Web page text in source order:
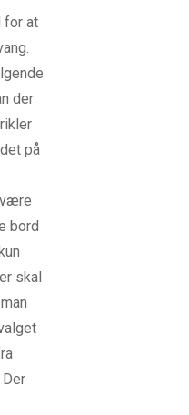
for at
der
på
bord
skal